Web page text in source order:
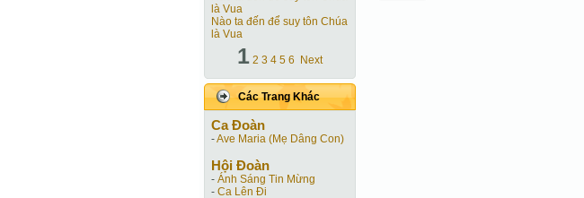
là Vua
Nào ta đến để suy tôn Chúa
là Vua
1 2 3 4 5 6 Next
Các Trang Khác
Ca Ðoàn
-Ave Maria (Mẹ Dâng Con)
Hội Ðoàn
- Ánh Sáng Tin Mừng
- Ca Lên Đi